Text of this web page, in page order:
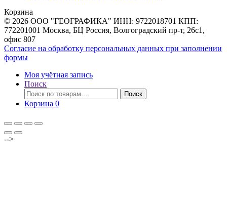
Корзина
© 2026 ООО "ГЕОГРАФИКА" ИНН: 9722018701 КПП:
772201001 Москва, БЦ Россия, Волгоградский пр-т, 26с1,
офис 807
Согласие на обработку персональных данных при заполнении
формы
Моя учётная запись
Поиск
Искать:
Поиск
Корзина 0
-->